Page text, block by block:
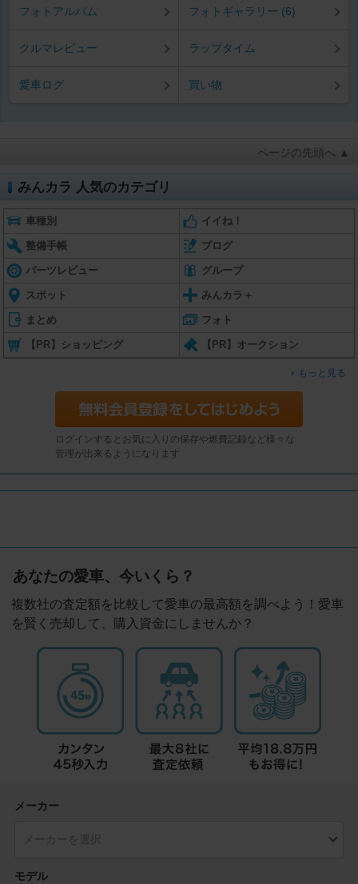
フォトアルバム フォトギャラリー (6)
クルマレビュー ラップタイム
愛車ログ 買い物
ページの先頭へ ▲
みんカラ 人気のカテゴリ
車種別 イイね！
整備手帳 ブログ
パーツレビュー グループ
スポット みんカラ＋
まとめ フォト
【PR】ショッピング 【PR】オークション
もっと見る
ログインするとお気に入りの保存や燃費記録など様々な
管理が出来るようになります
あなたの愛車、今いくら？
複数社の査定額を比較して愛車の最高額を調べよう！愛車
を賢く売却して、購入資金にしませんか？
メーカー
モデル